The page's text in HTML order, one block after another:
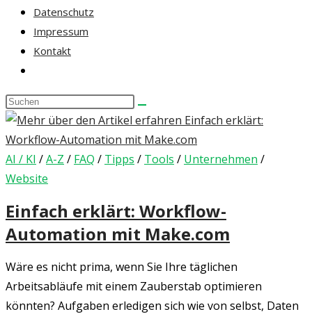
Datenschutz
Impressum
Kontakt
umschalten
Diese
Website
durchsuchen
AI / KI /A-Z / FAQ / Tipps / Tools / Unternehmen /
Website
Einfach erklärt: Workflow-
Automation mit Make.com
Wäre es nicht prima, wenn Sie Ihre täglichen
Arbeitsabläufe mit einem Zauberstab optimieren
könnten? Aufgaben erledigen sich wie von selbst, Daten